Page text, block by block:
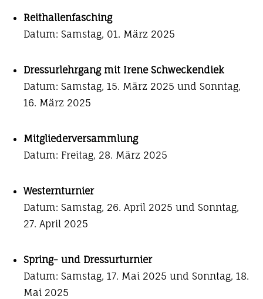
Reithallenfasching
Datum: Samstag, 01. März 2025
Dressurlehrgang mit Irene Schweckendiek
Datum: Samstag, 15. März 2025 und Sonntag,
16. März 2025
Mitgliederversammlung
Datum: Freitag, 28. März 2025
Westernturnier
Datum: Samstag, 26. April 2025 und Sonntag,
27. April 2025
Spring- und Dressurturnier
Datum: Samstag, 17. Mai 2025 und Sonntag, 18.
Mai 2025